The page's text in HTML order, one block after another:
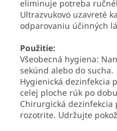
eliminuje potreba
Ultrazvukovo uzavreté
odparovaniu účinných
Použitie:
Všeobecná hygiena:
sekúnd alebo do sucha.
Hygienická dezinfekcia
celej ploche rúk po
Chirurgická dezinfekcia
rozotrite. Udržujte